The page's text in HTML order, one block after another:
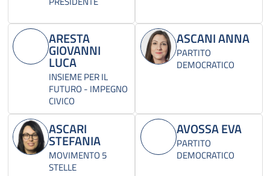
ARESTA
GIOVANNI
LUCA
INSIEME PER IL
FUTURO - IMPEGNO
CIVICO
ASCANI ANNA
PARTITO
DEMOCRATICO
ASCARI
STEFANIA
MOVIMENTO 5
STELLE
AVOSSA EVA
PARTITO
DEMOCRATICO